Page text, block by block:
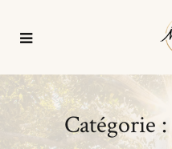
Catégorie :